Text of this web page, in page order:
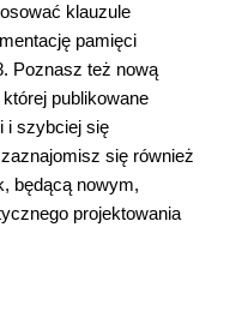
klauzule
pamięci
Poznasz też nową
publikowane
i szybciej się
się również
będącą nowym,
projektowania